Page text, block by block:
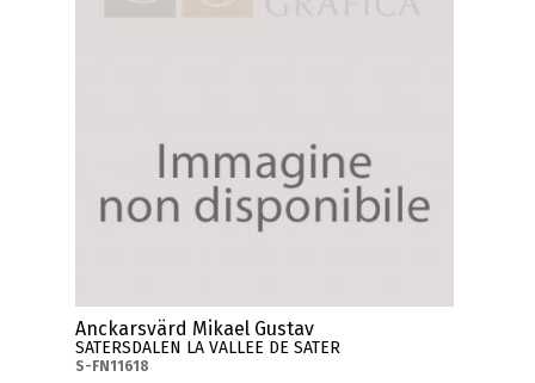
Anckarsvärd Mikael Gustav
SATERSDALEN LA VALLEE DE SATER
S-FN11618